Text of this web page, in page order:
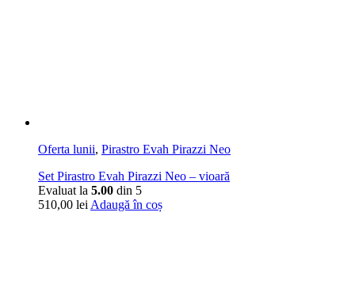
Oferta lunii, Pirastro Evah Pirazzi Neo
Set Pirastro Evah Pirazzi Neo – vioară
Evaluat la 5.00 din 5
510,00 lei Adaugă în coș